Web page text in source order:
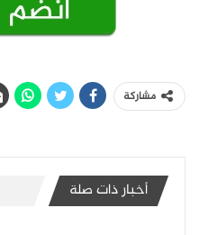
مشاركة
أخبار ذات صلة